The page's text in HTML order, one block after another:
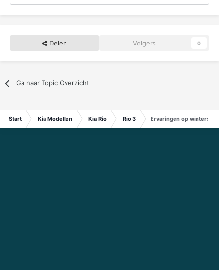
Delen Volgers 0
Ga naar Topic Overzicht
Start Kia Modellen Kia Rio Rio 3 Ervaringen op